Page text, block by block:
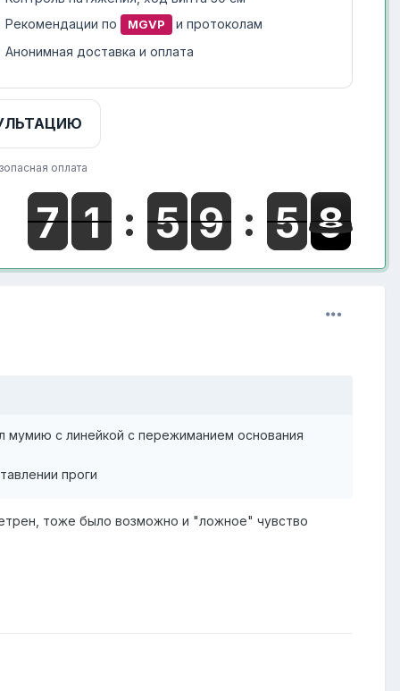
Рекомендации по MGVP
и протоколам
Анонимная доставка и оплата
оплата
мумию с линейкой с пережиманием основания
проги
тоже было возможно и "ложное" чувство